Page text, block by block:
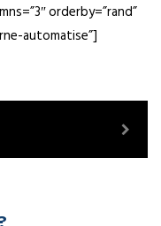
orderby=”rand”
automatise”]